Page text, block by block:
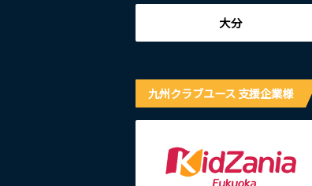
大分
九州クラブユース 支援企業様